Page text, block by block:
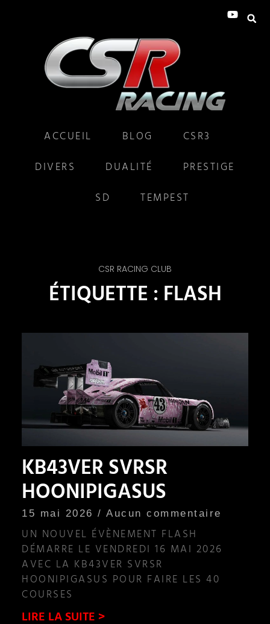
ACCUEIL BLOG
CSR3
DIVERS
DUALITÉ
PRESTIGE
SD
TEMPEST
CSR RACING CLUB
ÉTIQUETTE : FLASH
KB43VER SVRSR
HOONIPIGASUS
15 mai 2026 Aucun commentaire
UN NOUVEL ÉVÈNEMENT FLASH
DÉMARRE LE VENDREDI 16 MAI 2026
AVEC LA KB43VER SVRSR
HOONIPIGASUS POUR FAIRE LES 40
COURSES
LIRE LA SUITE >